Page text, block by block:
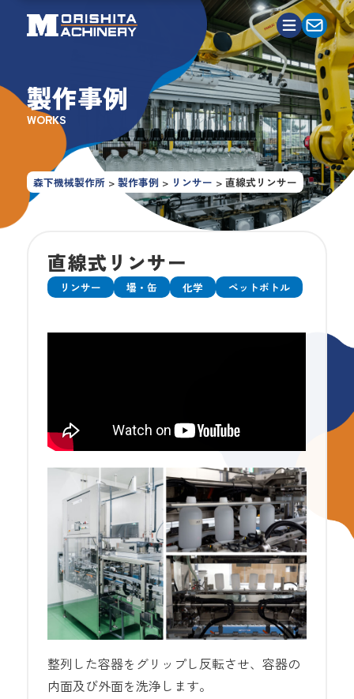
製作事例
WORKS
森下機械製作所 >製作事例 > リンサー >直線式リンサー
直線式リンサー
リンサー 壜・缶 化学 ペットボトル
整列した容器をグリップし反転させ、容器の
内面及び外面を洗浄します。